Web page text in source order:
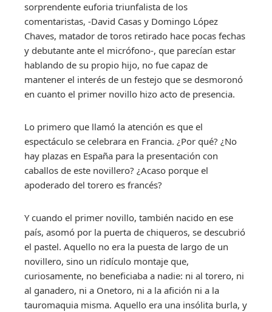
sorprendente euforia triunfalista de los
comentaristas, -David Casas y Domingo López
Chaves, matador de toros retirado hace pocas fechas
y debutante ante el micrófono-, que parecían estar
hablando de su propio hijo, no fue capaz de
mantener el interés de un festejo que se desmoronó
en cuanto el primer novillo hizo acto de presencia.
Lo primero que llamó la atención es que el
espectáculo se celebrara en Francia. ¿Por qué? ¿No
hay plazas en España para la presentación con
caballos de este novillero? ¿Acaso porque el
apoderado del torero es francés?
Y cuando el primer novillo, también nacido en ese
país, asomó por la puerta de chiqueros, se descubrió
el pastel. Aquello no era la puesta de largo de un
novillero, sino un ridículo montaje que,
curiosamente, no beneficiaba a nadie: ni al torero, ni
al ganadero, ni a Onetoro, ni a la afición ni a la
tauromaquia misma. Aquello era una insólita burla, y